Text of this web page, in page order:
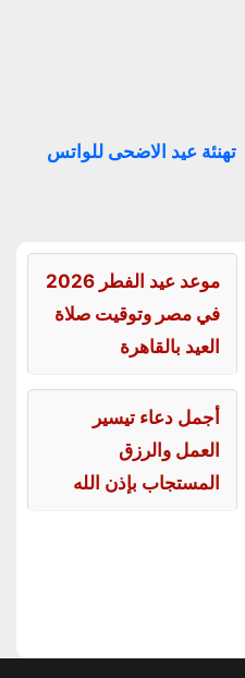
تهنئة عيد الاضحى للواتس
موعد عيد الفطر 2026
في مصر وتوقيت صلاة
العيد بالقاهرة
أجمل دعاء تيسير
العمل والرزق
المستجاب بإذن الله